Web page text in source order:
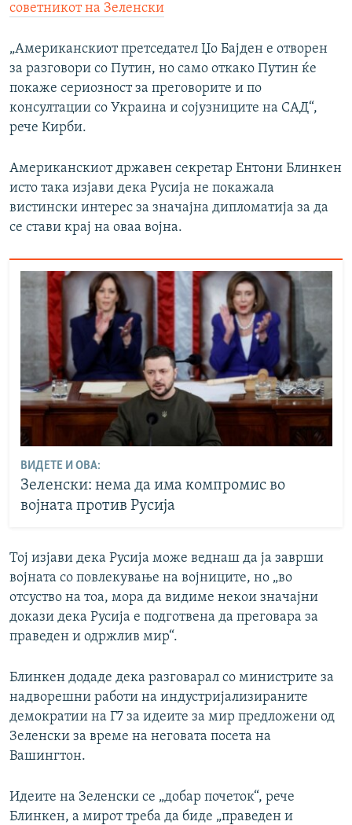
советникот на Зеленски
„Американскиот претседател Џо Бајден е отворен
за разговори со Путин, но само откако Путин ќе
покаже сериозност за преговорите и по
консултации со Украина и сојузниците на САД“,
рече Кирби.
Американскиот државен секретар Ентони Блинкен
исто така изјави дека Русија не покажала
вистински интерес за значајна дипломатија за да
се стави крај на оваа војна.
ВИДЕТЕ И ОВА:
Зеленски: нема да има компромис во
војната против Русија
Тој изјави дека Русија може веднаш да ја заврши
војната со повлекување на војниците, но „во
отсуство на тоа, мора да видиме некои значајни
докази дека Русија е подготвена да преговара за
праведен и одржлив мир“.
Блинкен додаде дека разговарал со министрите за
надворешни работи на индустријализираните
демократии на Г7 за идеите за мир предложени од
Зеленски за време на неговата посета на
Вашингтон.
Идеите на Зеленски се „добар почеток“, рече
Блинкен, а мирот треба да биде „праведен и